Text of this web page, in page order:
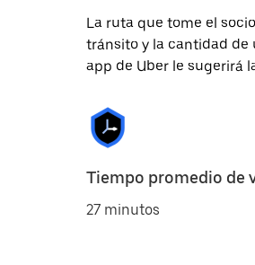
La ruta que tome el
tránsito y la cantidad de
app de Uber le sugerirá
Tiempo promedio de
27 minutos